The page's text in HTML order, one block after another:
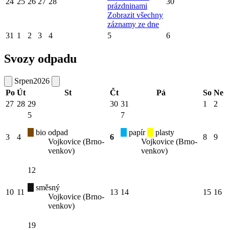
prázdninami
Zobrazit všechny
záznamy ze dne
31 1 2 3 4 5 6
Svozy odpadu
Srpen2026
Po Út St Čt Pá So Ne
27 28 29 30 31 1 2
3 4
5
bio odpad
Vojkovice (Brno-
venkov)
6
7
papír
plasty
Vojkovice (Brno-
venkov)
8 9
10 11
12
směsný
Vojkovice (Brno-
venkov)
13 14 15 16
19